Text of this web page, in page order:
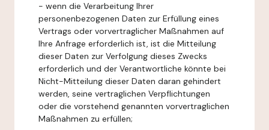
- wenn die Verarbeitung Ihrer
personenbezogenen Daten zur Erfüllung eines
Vertrags oder vorvertraglicher Maßnahmen auf
Ihre Anfrage erforderlich ist, ist die Mitteilung
dieser Daten zur Verfolgung dieses Zwecks
erforderlich und der Verantwortliche könnte bei
Nicht-Mitteilung dieser Daten daran gehindert
werden, seine vertraglichen Verpflichtungen
oder die vorstehend genannten vorvertraglichen
Maßnahmen zu erfüllen;